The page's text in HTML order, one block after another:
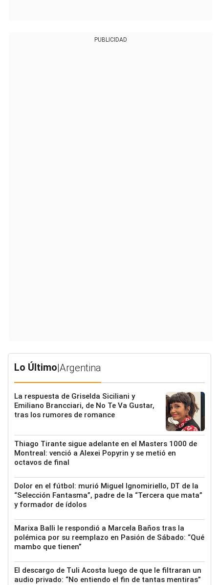
PUBLICIDAD
Lo Último|Argentina
La respuesta de Griselda Siciliani y
Emiliano Brancciari, de No Te Va Gustar,
tras los rumores de romance
Thiago Tirante sigue adelante en el Masters 1000 de
Montreal: venció a Alexei Popyrin y se metió en
octavos de final
Dolor en el fútbol: murió Miguel Ignomiriello, DT de la
“Selección Fantasma”, padre de la “Tercera que mata”
y formador de ídolos
Marixa Balli le respondió a Marcela Baños tras la
polémica por su reemplazo en Pasión de Sábado: “Qué
mambo que tienen”
El descargo de Tuli Acosta luego de que le filtraran un
audio privado: “No entiendo el fin de tantas mentiras”